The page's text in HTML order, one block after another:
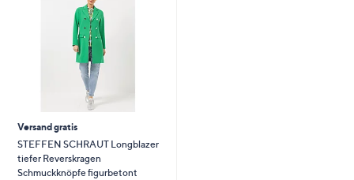
Versand gratis
STEFFEN SCHRAUT Longblazer
tiefer Reverskragen
Schmuckknöpfe figurbetont